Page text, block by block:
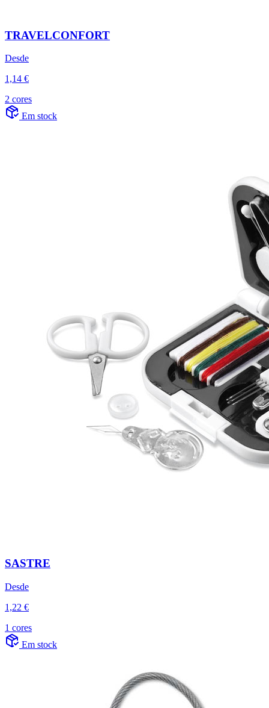
TRAVELCONFORT
Desde
1,14 €
2 cores
Em stock
SASTRE
Desde
1,22 €
1 cores
Em stock